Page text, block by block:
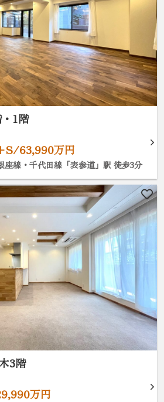
1階
63,990万円
座線・千代田線「表参道」駅 徒歩3分
3階
万円